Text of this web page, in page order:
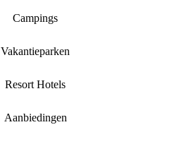
Campings
Vakantieparken
Resort Hotels
Aanbiedingen